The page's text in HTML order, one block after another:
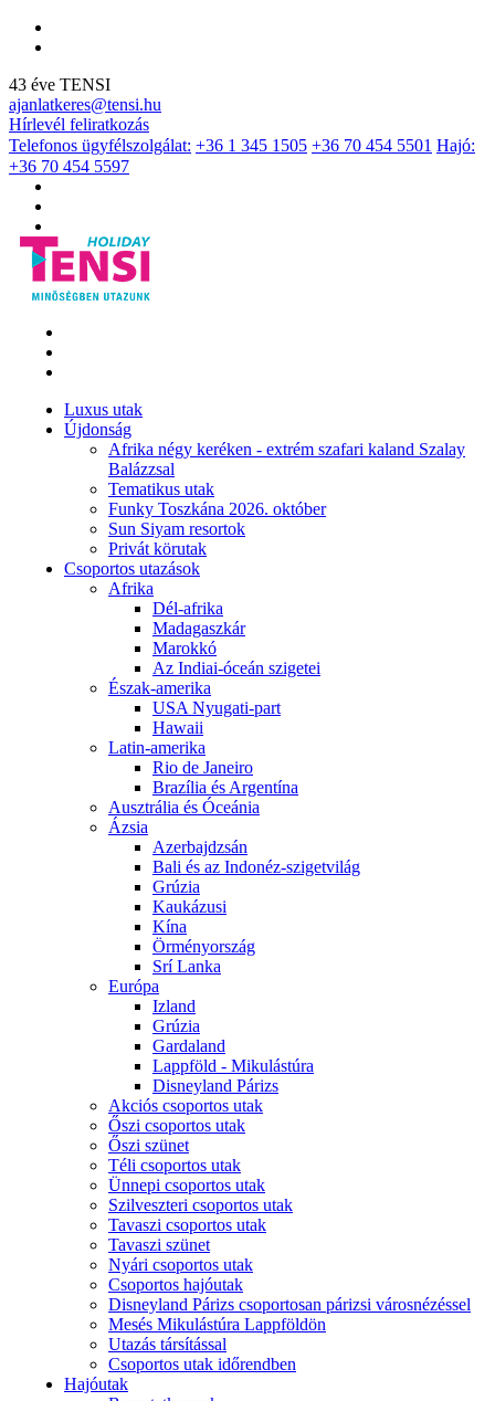
43 éve TENSI
ajanlatkeres@tensi.hu
Hírlevél feliratkozás
Telefonos ügyfélszolgálat: +36 1 345 1505 +36 70 454 5501 Hajó:
+36 70 454 5597
Luxus utak
Újdonság
Afrika négy keréken - extrém szafari kaland Szalay
Balázzsal
Tematikus utak
Funky Toszkána 2026. október
Sun Siyam resortok
Privát körutak
Csoportos utazások
Afrika
Dél-afrika
Madagaszkár
Marokkó
Az Indiai-óceán szigetei
Észak-amerika
USA Nyugati-part
Hawaii
Latin-amerika
Rio de Janeiro
Brazília és Argentína
Ausztrália és Óceánia
Ázsia
Azerbajdzsán
Bali és az Indonéz-szigetvilág
Grúzia
Kaukázusi
Kína
Örményország
Srí Lanka
Európa
Izland
Grúzia
Gardaland
Lappföld - Mikulástúra
Disneyland Párizs
Akciós csoportos utak
Őszi csoportos utak
Őszi szünet
Téli csoportos utak
Ünnepi csoportos utak
Szilveszteri csoportos utak
Tavaszi csoportos utak
Tavaszi szünet
Nyári csoportos utak
Csoportos hajóutak
Disneyland Párizs csoportosan párizsi városnézéssel
Mesés Mikulástúra Lappföldön
Utazás társítással
Csoportos utak időrendben
Hajóutak